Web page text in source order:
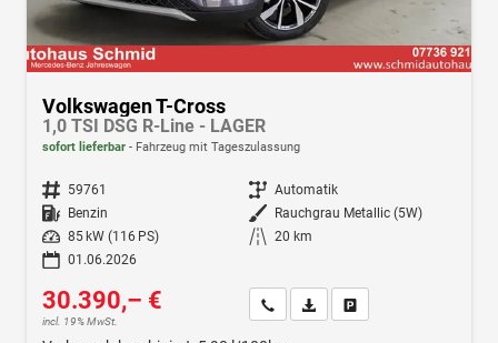
Volkswagen T-Cross
1,0 TSI DSG R-Line - LAGER
sofort lieferbar Fahrzeug mit Tageszulassung
Fahrzeugnr. 59761 Getriebe Automatik
Kraftstoff Benzin Außenfarbe Rauchgrau Metallic (5W)
Leistung
85 kW (116 PS) Kilometerstand 20 km
01.06.2026
30.390,– €
incl. 19% MwSt.
Wir rufen Sie anFahrzeugexposé (PDF)